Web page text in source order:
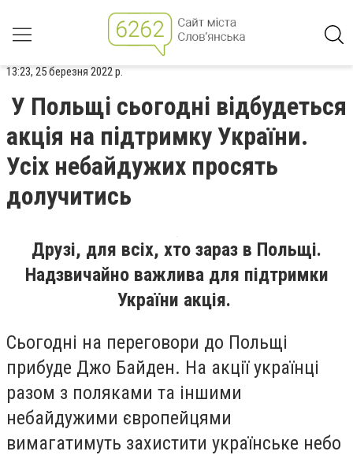
13:23, 25 березня 2022 р.
У Польщі сьогодні відбудеться
акція на підтримку України.
Усіх небайдужих просять
долучитись
Друзі, для всіх, хто зараз в Польщі.
Надзвичайно важлива для підтримки
України акція.
Сьогодні на переговори до Польщі
прибуде Джо Байден. На акції українці
разом з поляками та іншими
небайдужими європейцями
вимагатимуть захистити українське небо